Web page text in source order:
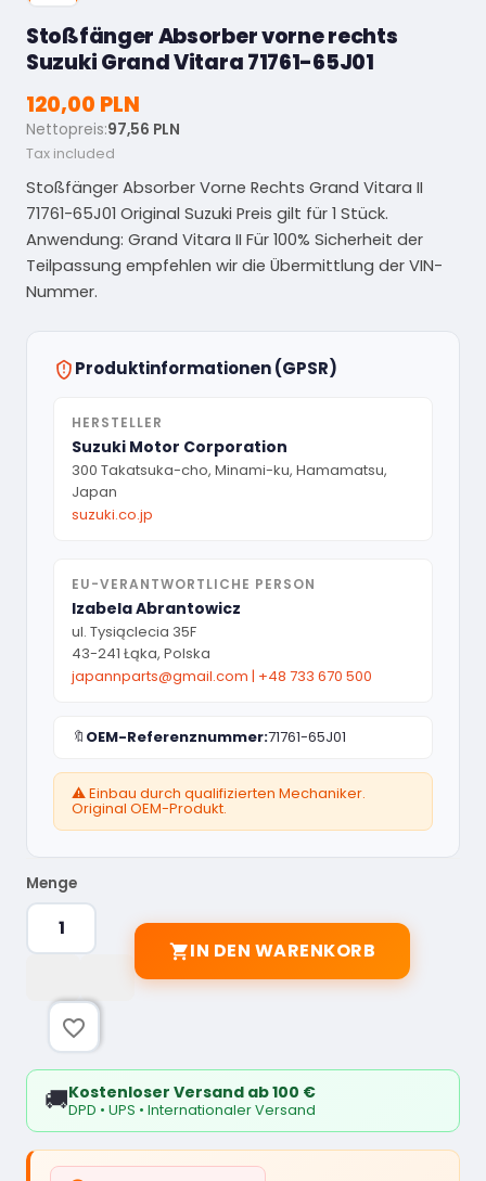
Stoßfänger Absorber vorne rechts
Suzuki Grand Vitara 71761-65J01
120,00 PLN
Nettopreis:97,56 PLN
Tax included
Stoßfänger Absorber Vorne Rechts Grand Vitara II
71761-65J01 Original Suzuki Preis gilt für 1 Stück.
Anwendung: Grand Vitara II Für 100% Sicherheit der
Teilpassung empfehlen wir die Übermittlung der VIN-
Nummer.
Produktinformationen (GPSR)
HERSTELLER
Suzuki Motor Corporation
300 Takatsuka-cho, Minami-ku, Hamamatsu,
Japan
suzuki.co.jp
EU-VERANTWORTLICHE PERSON
Izabela Abrantowicz
ul. Tysiąclecia 35F
43-241 Łąka, Polska
japannparts@gmail.com | +48 733 670 500
🔖 OEM-Referenznummer:71761-65J01
⚠️ Einbau durch qualifizierten Mechaniker.
Original OEM-Produkt.
Menge
IN DEN WARENKORB
favorite_border
🚚Kostenloser Versand ab 100 €
DPD • UPS • Internationaler Versand